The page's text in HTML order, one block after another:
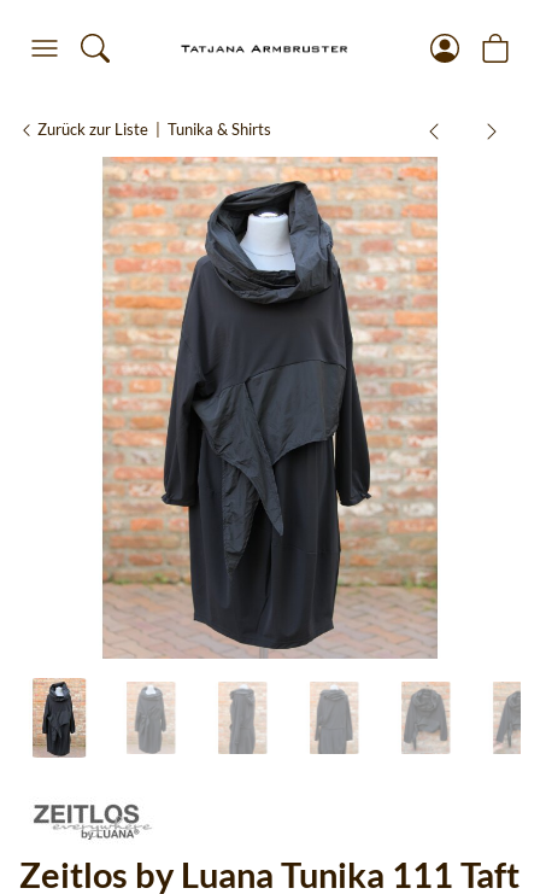
Zurück zur Liste Tunika & Shirts
Zeitlos by Luana Tunika 111 Taft